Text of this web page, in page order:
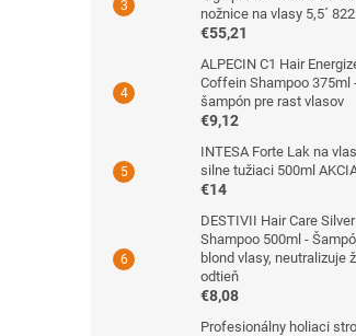
nožnice na vlasy 5,5´
€55,21
ALPECIN C1 Hair
Coffein Shampoo 375ml
šampón pre rast vlasov
€9,12
INTESA Forte Lak na
silne tužiaci 500ml
€14
DESTIVII Hair Care Silver
Shampoo 500ml -
blond vlasy, neutralizuje
odtieň
€8,08
Profesionálny holiaci